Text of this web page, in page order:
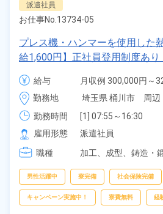
派遣社員
お仕事No. 13734-05
プレス機・ハンマーを使用した
給1,600円】正社員登用制度あ
男性活躍中！赴任旅費会社負担
ー通勤可！作業着無償貸与◎《
給与
月収例 300,000円～
時給 1,600円～1,600円
勤務地
埼玉県 桶川市　周辺
勤務時間
[1] 07:55～16:30
[2] 06:25～15:00
[3] 14:55～23:30
雇用形態
派遣社員
職種
加工、 成型、 鋳造・
男性活躍中 寮完備 社会保険完備
キャンペーン実施中！ 寮費無料 経